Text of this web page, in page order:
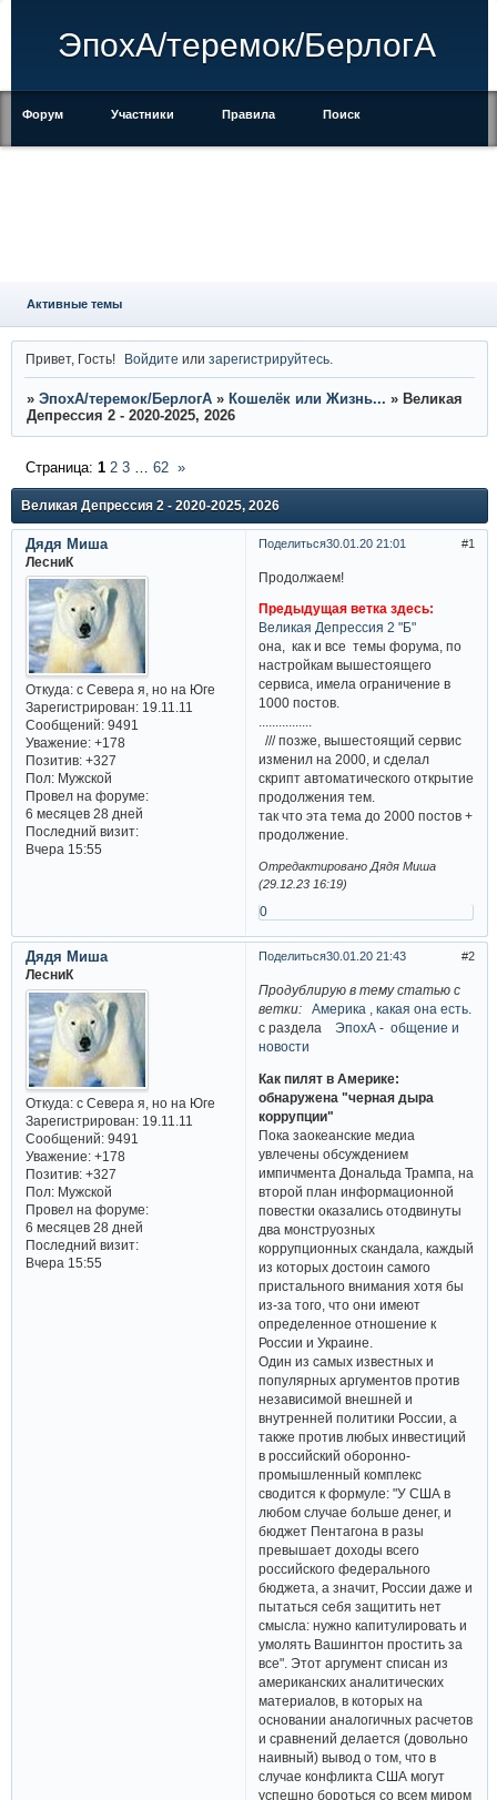
ЭпохА/теремок/БерлогА
Форум Участники Правила Поиск
Активные темы
Привет, Гость! Войдите илизарегистрируйтесь
» ЭпохА/теремок/БерлогА » Кошелёк или Жизнь... » Великая
Депрессия 2 - 2020-2025, 2026
Великая Депрессия 2 - 2020-2025, 2026
Страница: 1 2 3 … 62 »
Поделиться 1
30.01.20 21:01
Дядя Миша
ЛесниК
Откуда:с Севера я, но на Юге
Зарегистрирован: 19.11.11
Сообщений:9491
Уважение: +178
Позитив: +327
Пол:Мужской
Провел на форуме:
6 месяцев 28 дней
Последний визит:
Вчера 15:55
Продолжаем!
Предыдущая ветка здесь:
Великая Депрессия 2 "Б"
она, как и все темы форума, по
настройкам вышестоящего
сервиса, имела ограничение в
1000 постов.
/// позже, вышестоящий сервис
изменил на 2000, и сделал
скрипт автоматического открытие
продолжения тем.
так что эта тема до 2000 постов +
продолжение.
Отредактировано Дядя Миша
(29.12.23 16:19)
0
Поделиться 2
30.01.20 21:43
Дядя Миша
ЛесниК
Откуда:с Севера я, но на Юге
Зарегистрирован: 19.11.11
Сообщений:9491
Уважение: +178
Позитив: +327
Пол:Мужской
Провел на форуме:
6 месяцев 28 дней
Последний визит:
Вчера 15:55
Продублирую в тему статью с
ветки:
Америка , какая она есть.
с разделаЭпохА - общение и
новости
Как пилят в Америке:
обнаружена "черная дыра
коррупции"
Пока заокеанские медиа
увлечены обсуждением
импичмента Дональда Трампа, на
второй план информационной
повестки оказались отодвинуты
два монструозных
коррупционных скандала, каждый
из которых достоин самого
пристального внимания хотя бы
из-за того, что они имеют
определенное отношение к
России и Украине.
Один из самых известных и
популярных аргументов против
независимой внешней и
внутренней политики России, а
также против любых инвестиций
в российский оборонно-
промышленный комплекс
сводится к формуле: "У США в
любом случае больше денег, и
бюджет Пентагона в разы
превышает доходы всего
российского федерального
бюджета, а значит, России даже и
пытаться себя защитить нет
смысла: нужно капитулировать и
умолять Вашингтон простить за
все". Этот аргумент списан из
американских аналитических
материалов, в которых на
основании аналогичных расчетов
и сравнений делается (довольно
наивный) вывод о том, что в
случае конфликта США могут
успешно бороться со всем миром